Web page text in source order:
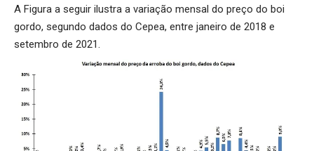
A Figura a seguir ilustra a variação mensal do preço do boi
gordo, segundo dados do Cepea, entre janeiro de 2018 e
setembro de 2021.